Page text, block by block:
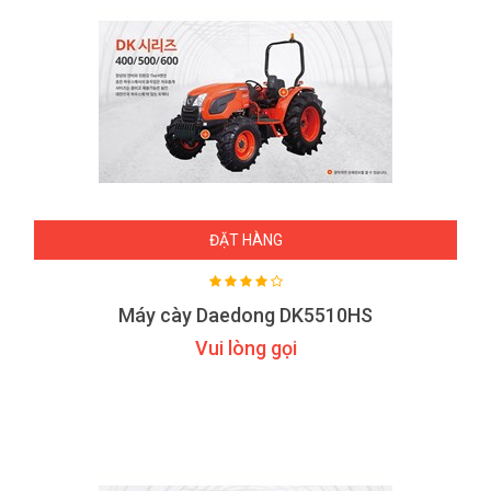
ĐẶT HÀNG
Máy cày Daedong DK5510HS
Vui lòng gọi